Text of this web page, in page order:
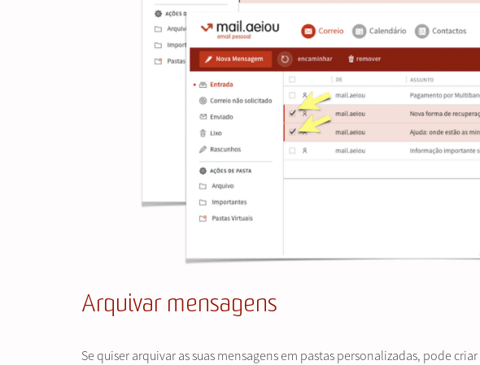
Arquivar mensagens
Se quiser arquivar as suas mensagens em pastas personalizadas, pode